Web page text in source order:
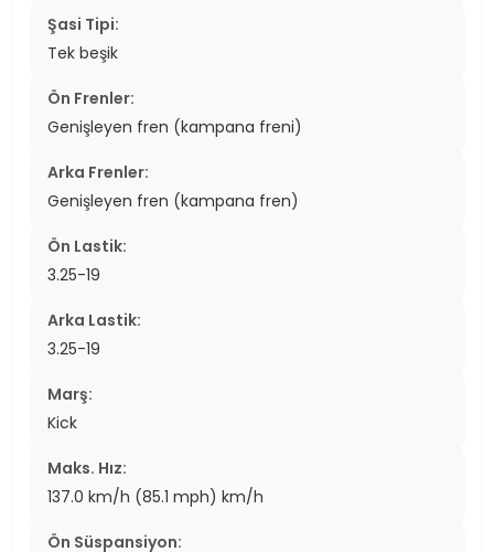
Şasi Tipi:
Tek beşik
Ön Frenler:
Genişleyen fren (kampana freni)
Arka Frenler:
Genişleyen fren (kampana fren)
Ön Lastik:
3.25-19
Arka Lastik:
3.25-19
Marş:
Kick
Maks. Hız:
137.0 km/h (85.1 mph) km/h
Ön Süspansiyon: